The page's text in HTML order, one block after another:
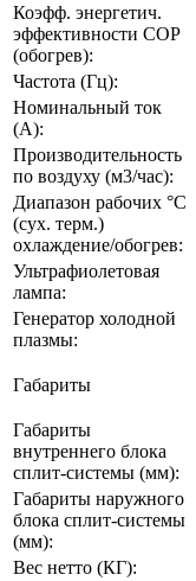
Коэфф. энергетич.
эффективности COP
(обогрев):
Частота (Гц):
Номинальный ток
(А):
Производительность
по воздуху (м3/час):
Диапазон рабочих °C
(сух. терм.)
охлаждение/обогрев:
Ультрафиолетовая
лампа:
Генератор холодной
плазмы:
Габариты
Габариты
внутреннего блока
сплит-системы (мм):
Габариты наружного
блока сплит-системы
(мм):
Вес нетто (КГ):